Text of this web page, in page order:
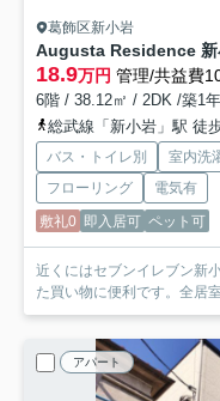
葛飾区新小岩
Augusta Residence 新
18.9万円 管理/共益費
6階 / 38.12㎡ / 2DK /築1
総武線「新小岩」駅 徒
バス・トイレ別 室内洗
フローリング
電気有
敷礼0 即入居可 ペット可
近くにはセブンイレブン新
た買い物に便利です。全居
アパート